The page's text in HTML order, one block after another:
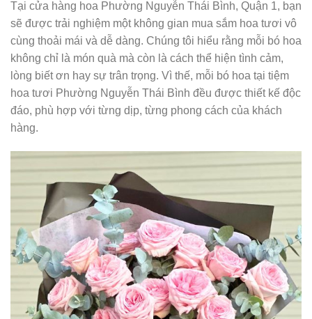
Tại cửa hàng hoa Phường Nguyễn Thái Bình, Quận 1, bạn
sẽ được trải nghiệm một không gian mua sắm hoa tươi vô
cùng thoải mái và dễ dàng. Chúng tôi hiểu rằng mỗi bó hoa
không chỉ là món quà mà còn là cách thể hiện tình cảm,
lòng biết ơn hay sự trân trọng. Vì thế, mỗi bó hoa tại tiệm
hoa tươi Phường Nguyễn Thái Bình đều được thiết kế độc
đáo, phù hợp với từng dịp, từng phong cách của khách
hàng.